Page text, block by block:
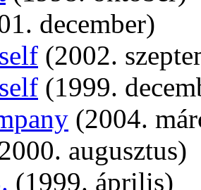
december)
(2002.
(1999.
(2004.
augusztus)
(1999. április)